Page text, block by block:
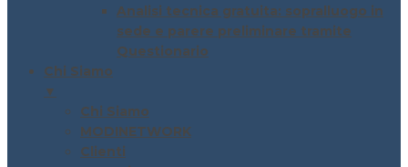
Analisi tecnica gratuita: sopralluogo in
sede e parere preliminare tramite
Questionario
Chi Siamo
▼
Chi Siamo
MODINETWORK
Clienti